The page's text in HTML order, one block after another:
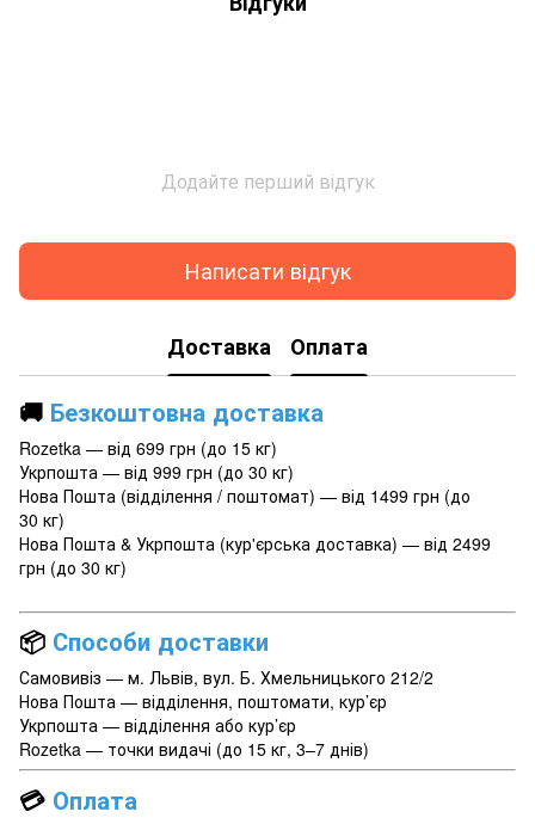
Додайте перший відгук
Написати відгук
Доставка Оплата
🚚 Безкоштовна доставка
Rozetka — від 699 грн (до 15 кг)
Укрпошта — від 999 грн (до 30 кг)
Нова Пошта (відділення / поштомат) — від 1499 грн (до
30 кг)
Нова Пошта & Укрпошта (кур'єрська доставка) — від 2499
грн (до 30 кг)
📦 Способи доставки
Самовивіз — м. Львів, вул. Б. Хмельницького 212/2
Нова Пошта — відділення, поштомати, кур’єр
Укрпошта — відділення або кур’єр
Rozetka — точки видачі (до 15 кг, 3–7 днів)
💳 Оплата